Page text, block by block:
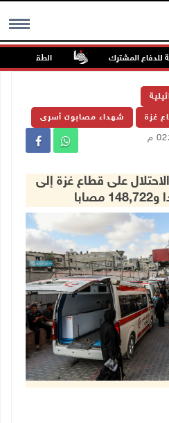
MENU المشترك الطقس: أجواء
غزة شهداء مصابون أسرى
على قطاع غزة إلى